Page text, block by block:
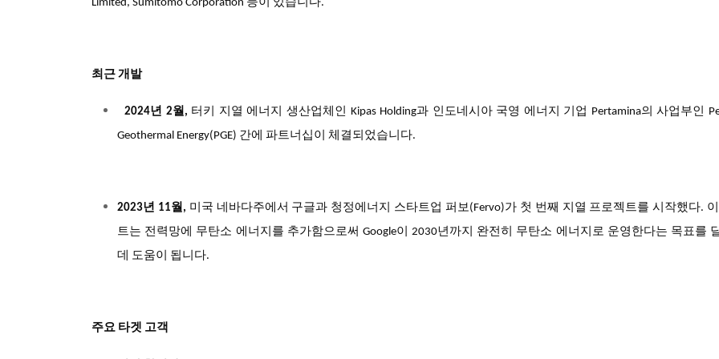
Limited, Sumitomo Corporation 등이 있습니다.
최근 개발
2024년 2월, 터키 지열 에너지 생산업체인 Kipas Holding과 인도네시아 국영 에너지 기업 Pertamina의 사업부인
Geothermal Energy(PGE) 간에 파트너십이 체결되었습니다.
2023년 11월, 미국 네바다주에서 구글과 청정에너지 스타트업 퍼보(Fervo)가 첫 번째 지열 프로젝트를 시작했다.
트는 전력망에 무탄소 에너지를 추가함으로써 Google이 2030년까지 완전히 무탄소 에너지로 운영한다는 목표를
데 도움이 됩니다.
주요 타겟 고객